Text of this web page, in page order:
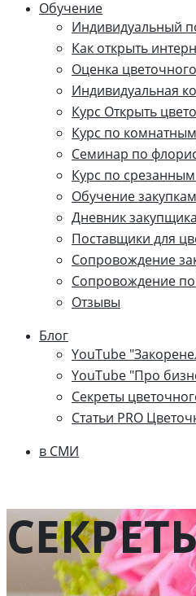
Обучение
Индивидуальный
Как открыть
Оценка
Индивидуальная
Курс Открыть
Курс по
Семинар по
Курс по
Обучение
Дневник закупщика
Поставщики для
Сопровождение
Cопровождение
Отзывы
Блог
YouTube
YouTube "Про
Секреты
Статьи PRO
в СМИ